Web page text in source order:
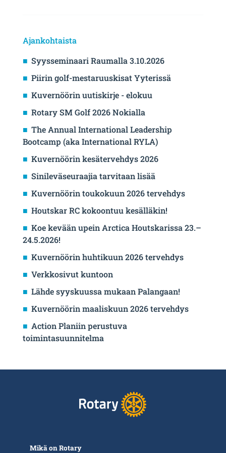
Ajankohtaista
Syysseminaari Raumalla 3.10.2026
Piirin golf-mestaruuskisat Yyterissä
Kuvernöörin uutiskirje - elokuu
Rotary SM Golf 2026 Nokialla
The Annual International Leadership
Bootcamp (aka International RYLA)
Kuvernöörin kesätervehdys 2026
Sinileväseuraajia tarvitaan lisää
Kuvernöörin toukokuun 2026 tervehdys
Houtskar RC kokoontuu kesälläkin!
Koe kevään upein Arctica Houtskarissa 23.–
24.5.2026!
Kuvernöörin huhtikuun 2026 tervehdys
Verkkosivut kuntoon
Lähde syyskuussa mukaan Palangaan!
Kuvernöörin maaliskuun 2026 tervehdys
Action Planiin perustuva
toimintasuunnitelma
Mikä on Rotary